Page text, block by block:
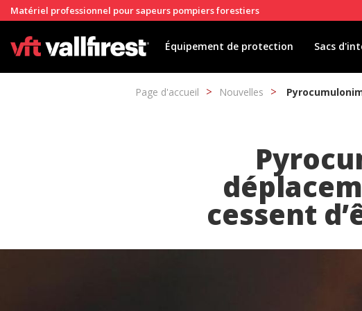
Matériel professionnel pour sapeurs pompiers forestiers
Équipement de protection Sacs
Page d'accueil Nouvelles
cessent